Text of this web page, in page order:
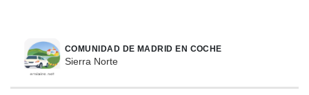
COMUNIDAD DE MADRID EN COCHE
Sierra Norte